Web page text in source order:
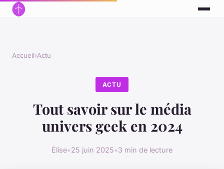
Accueil›Actu
ACTU
Tout savoir sur le média
univers geek en 2024
Élise•25 juin 2025•3 min de lecture